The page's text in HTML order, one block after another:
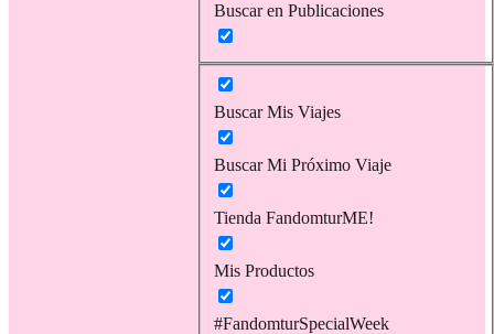
Buscar en Publicaciones
Buscar Mis Viajes
Buscar Mi Próximo Viaje
Tienda FandomturME!
Mis Productos
#FandomturSpecialWeek